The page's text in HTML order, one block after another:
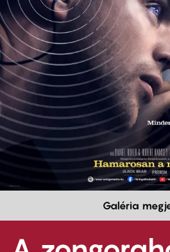
Galéria